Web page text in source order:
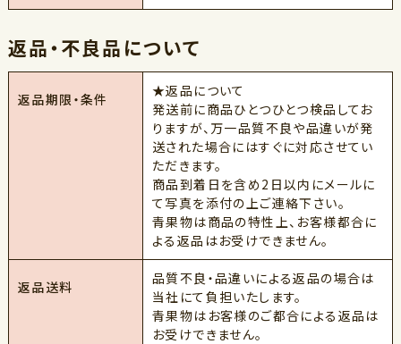
返品・不良品について
返品期限・条件
★返品について
発送前に商品ひとつひとつ検品してお
りますが、万一品質不良や品違いが発
送された場合にはすぐに対応させてい
ただきます。
商品到着日を含め2日以内にメールに
て写真を添付の上ご連絡下さい。
青果物は商品の特性上、お客様都合に
よる返品はお受けできません。
返品送料
品質不良・品違いによる返品の場合は
当社にて負担いたします。
青果物はお客様のご都合による返品は
お受けできません。